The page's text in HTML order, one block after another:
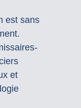
est sans
et